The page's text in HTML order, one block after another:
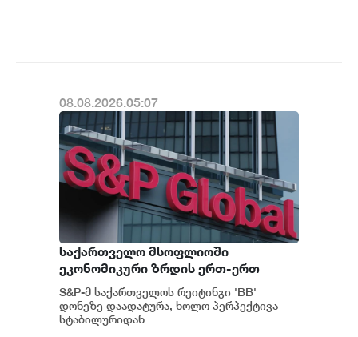
08.08.2026.05:07
საქართველო მსოფლიოში
ეკონომიკური ზრდის ერთ-ერთ
ყველაზე მაღალ ტემპს ინარჩუნებს -
S&P
S&P-მ საქართველოს რეიტინგი 'BB'
დონეზე დაადატურა, ხოლო პერპექტივა
სტაბილურიდან